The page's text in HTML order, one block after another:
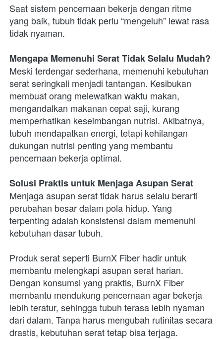
Saat sistem pencernaan bekerja dengan ritme
yang baik, tubuh tidak perlu “mengeluh” lewat rasa
tidak nyaman.
Mengapa Memenuhi Serat Tidak Selalu Mudah?
Meski terdengar sederhana, memenuhi kebutuhan
serat seringkali menjadi tantangan. Kesibukan
membuat orang melewatkan waktu makan,
mengandalkan makanan cepat saji, kurang
memperhatikan keseimbangan nutrisi. Akibatnya,
tubuh mendapatkan energi, tetapi kehilangan
dukungan nutrisi penting yang membantu
pencernaan bekerja optimal.
Solusi Praktis untuk Menjaga Asupan Serat
Menjaga asupan serat tidak harus selalu berarti
perubahan besar dalam pola hidup. Yang
terpenting adalah konsistensi dalam memenuhi
kebutuhan dasar tubuh.
Produk serat seperti BurnX Fiber hadir untuk
membantu melengkapi asupan serat harian.
Dengan konsumsi yang praktis, BurnX Fiber
membantu mendukung pencernaan agar bekerja
lebih teratur, sehingga tubuh terasa lebih nyaman
dari dalam. Tanpa harus mengubah rutinitas secara
drastis, kebutuhan serat tetap bisa terjaga.